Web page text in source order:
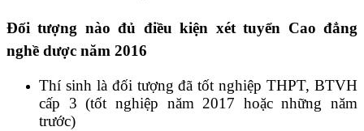
Đối tượng nào đủ điều kiện xét tuyển Cao đẳng
nghề dược năm 2016
Thí sinh là đối tượng đã tốt nghiệp THPT, BTVH
cấp 3 (tốt nghiệp năm 2017 hoặc những năm
trước)